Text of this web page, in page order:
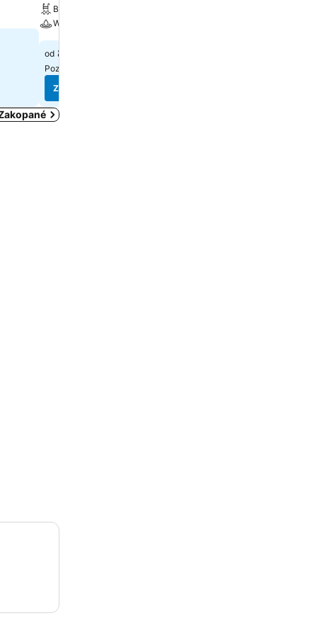
Bazén
Wellness
od 88 €
Pozrieť ceny z(o)
Zobraziť ceny